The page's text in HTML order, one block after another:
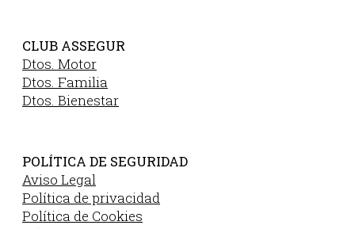
CLUB ASSEGUR
Dtos. Motor
Dtos. Familia
Dtos. Bienestar
POLÍTICA DE SEGURIDAD
Aviso Legal
Política de privacidad
Política de Cookies